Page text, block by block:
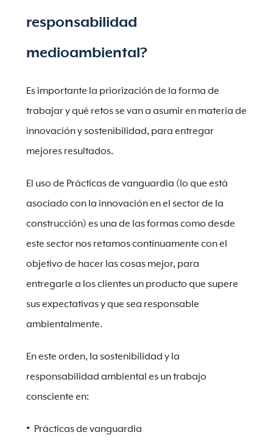
responsabilidad
medioambiental?
Es importante la priorización de la forma de
trabajar y qué retos se van a asumir en materia de
innovación y sostenibilidad, para entregar
mejores resultados.
El uso de Prácticas de vanguardia (lo que está
asociado con la innovación en el sector de la
construcción) es una de las formas como desde
este sector nos retamos contínuamente con el
objetivo de hacer las cosas mejor, para
entregarle a los clientes un producto que supere
sus expectativas y que sea responsable
ambientalmente.
En este orden, la sostenibilidad y la
responsabilidad ambiental es un trabajo
consciente en:
Prácticas de vanguardia